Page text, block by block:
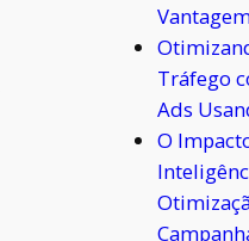
Tráfego
Ads
O